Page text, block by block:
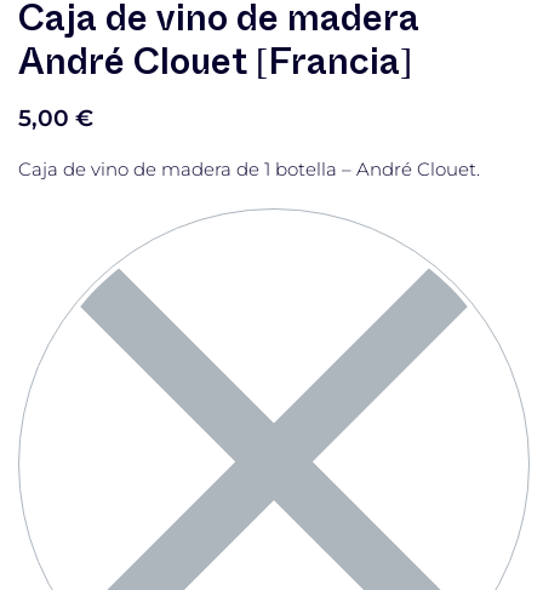
Caja de vino de madera
André Clouet [Francia]
5,00 €
Caja de vino de madera de 1 botella – André Clouet.